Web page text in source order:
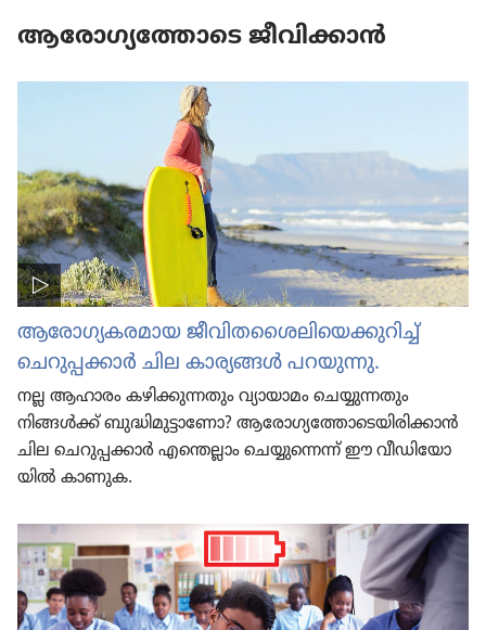
ആരോഗ്യത്തോടെ ജീവിക്കാൻ
ആരോ​ഗ്യ​ക​ര​മാ​യ ജീവി​ത​ശൈ​ലി​യെ​ക്കു​റിച്ച്‌
ചെറു​പ്പ​ക്കാർ ചില കാര്യങ്ങൾ പറയുന്നു.
നല്ല ആഹാരം കഴിക്കു​ന്ന​തും വ്യായാ​മം ചെയ്യു​ന്ന​തും
നിങ്ങൾക്ക്‌ ബുദ്ധി​മു​ട്ടാ​ണോ? ആരോ​ഗ്യ​ത്തോ​ടെ​യി​രി​ക്കാൻ
ചില ചെറു​പ്പ​ക്കാർ എന്തെല്ലാം ചെയ്യു​ന്നെന്ന്‌ ഈ വീഡി​യോ​
യിൽ കാണുക.